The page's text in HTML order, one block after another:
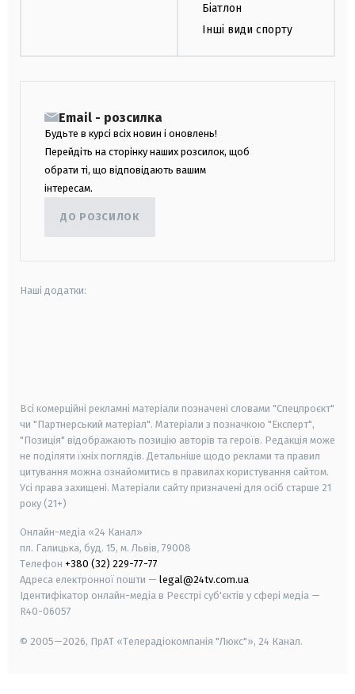
Біатлон
Інші види спорту
Email - розсилка
Будьте в курсі всіх новин і оновлень!
Перейдіть на сторінку наших розсилок, щоб
обрати ті, що відповідають вашим
інтересам.
ДО РОЗСИЛОК
Наші додатки:
Всі комерційні рекламні матеріали позначені словами "Спецпроєкт"
чи "Партнерський матеріал". Матеріали з позначкою "Експерт",
"Позиція" відображають позицію авторів та героїв. Редакція може
не поділяти їхніх поглядів. Детальніше щодо реклами та правил
цитування можна ознайомитись в правилах користування сайтом.
Усі права захищені. Матеріали сайту призначені для осіб старше 21
року (21+)
Онлайн-медіа «24 Канал»
пл. Галицька, буд. 15, м. Львів, 79008
Телефон +380 (32) 229-77-77
Адреса електронної пошти — legal@24tv.com.ua
Ідентифікатор онлайн-медіа в Реєстрі суб'єктів у сфері медіа —
R40-06057
© 2005—2026, ПрАТ «Телерадіокомпанія "Люкс"», 24 Канал.